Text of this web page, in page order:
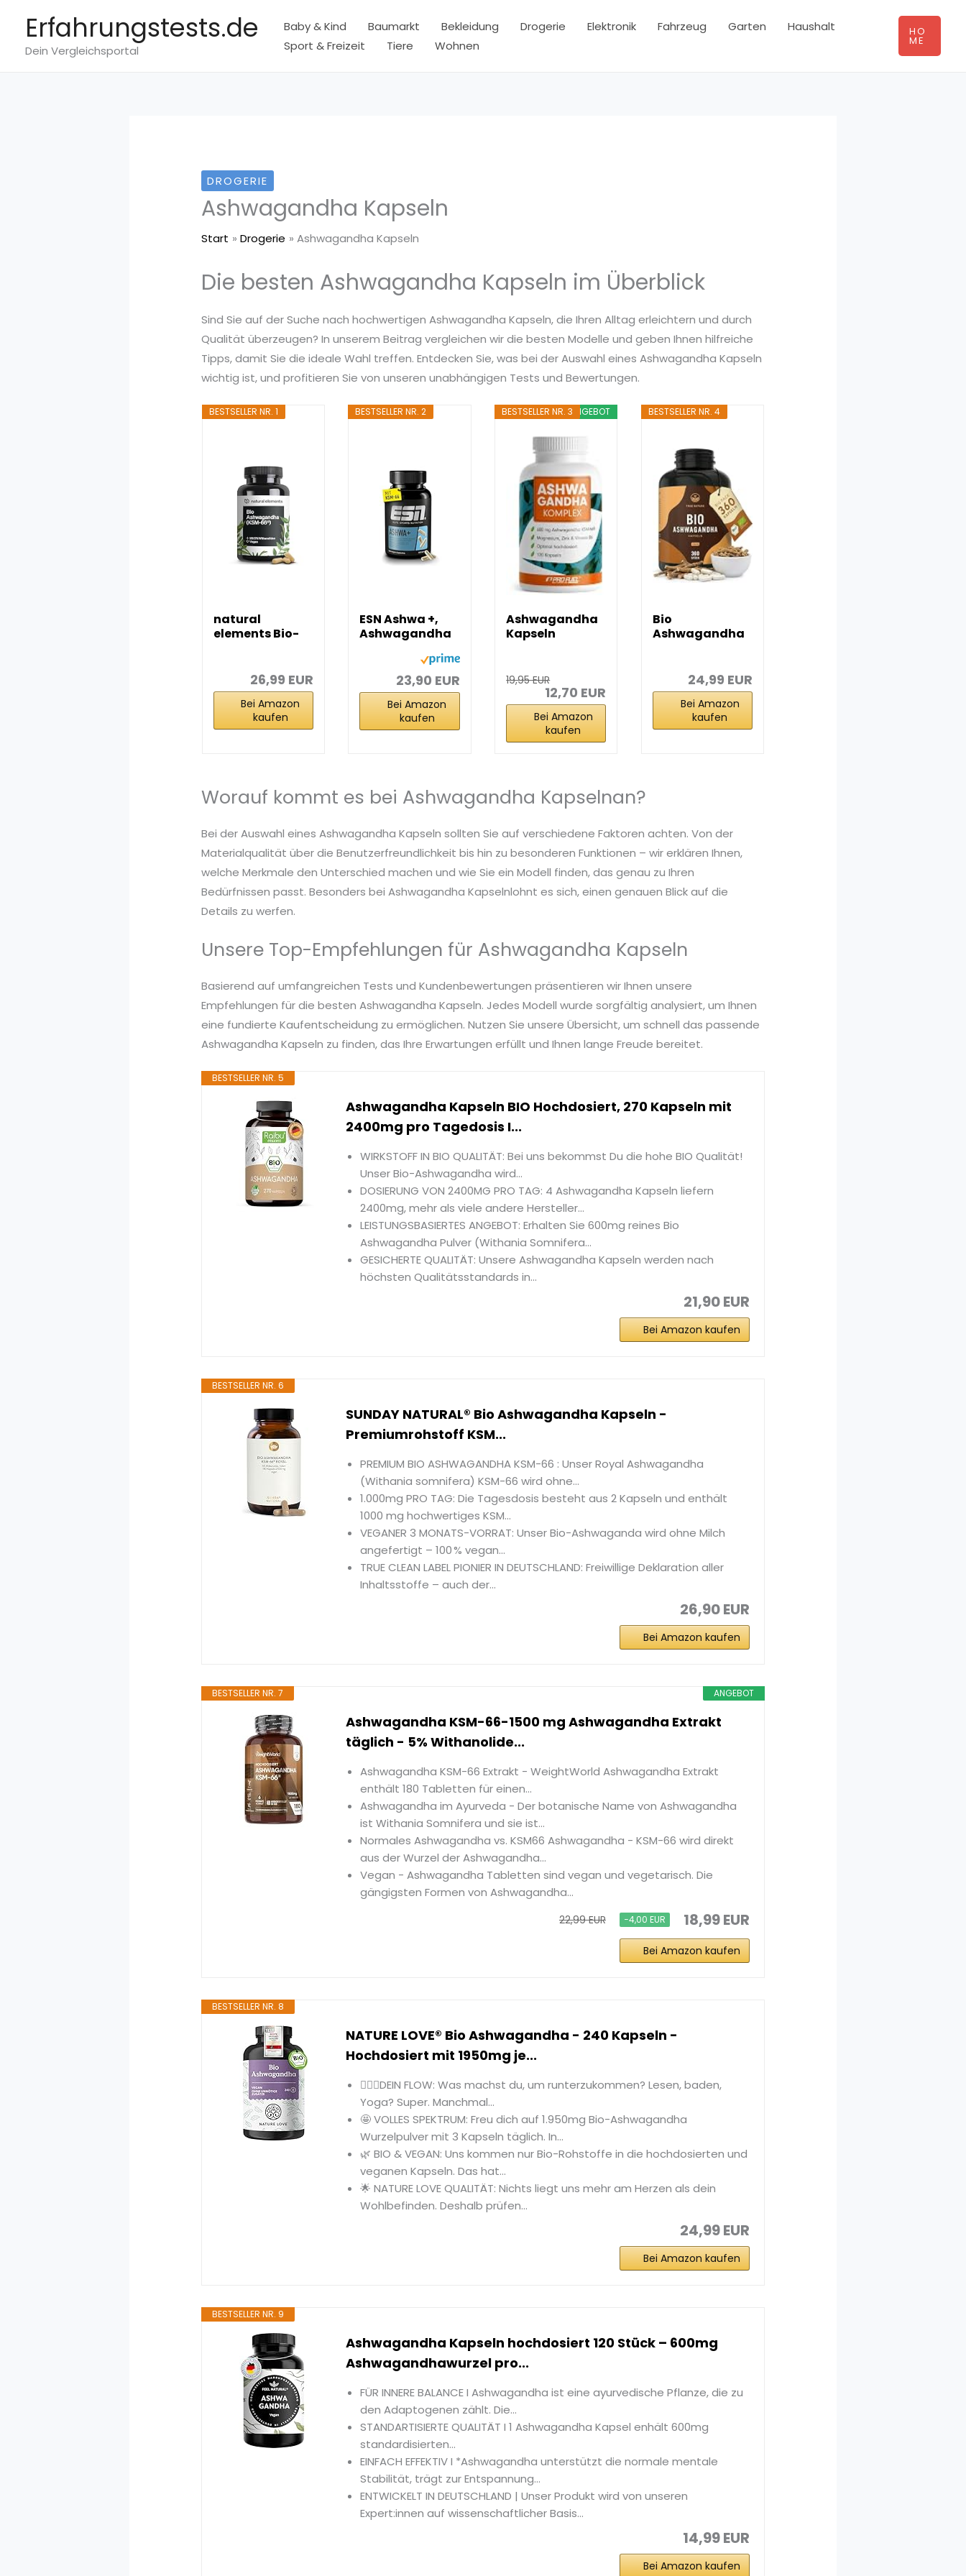
springen
Erfahrungstests.de
Dein Vergleichsportal
Baby & Kind Baumarkt Bekleidung Drogerie Elektronik Fahrzeug Garten
Haushalt
Sport & Freizeit
Tiere Wohnen
HO
ME
DROGERIE
Ashwagandha Kapseln
Start Drogerie Ashwagandha Kapseln
Die besten Ashwagandha Kapseln im Überblick
Sind Sie auf der Suche nach hochwertigen Ashwagandha Kapseln, die Ihren Alltag erleichtern und durch
Qualität überzeugen? In unserem Beitrag vergleichen wir die besten Modelle und geben Ihnen hilfreiche
Tipps, damit Sie die ideale Wahl treffen. Entdecken Sie, was bei der Auswahl eines Ashwagandha Kapseln
wichtig ist, und profitieren Sie von unseren unabhängigen Tests und Bewertungen.
BESTSELLER NR. 1
natural
elements Bio-
26,99 EUR
Bei Amazon
kaufen
BESTSELLER NR. 2
ESN Ashwa +,
Ashwagandha
patentiertes...
23,90 EUR
Bei Amazon
kaufen
ANGEBOT
BESTSELLER NR. 3
Ashwagandha
Kapseln
19,95 EUR
12,70 EUR
Bei Amazon
kaufen
BESTSELLER NR. 4
Bio
Ashwagandha
24,99 EUR
Bei Amazon
kaufen
Worauf kommt es bei Ashwagandha Kapselnan?
Bei der Auswahl eines Ashwagandha Kapseln sollten Sie auf verschiedene Faktoren achten. Von der
Materialqualität über die Benutzerfreundlichkeit bis hin zu besonderen Funktionen – wir erklären Ihnen,
welche Merkmale den Unterschied machen und wie Sie ein Modell finden, das genau zu Ihren
Bedürfnissen passt. Besonders bei Ashwagandha Kapselnlohnt es sich, einen genauen Blick auf die
Details zu werfen.
Unsere Top-Empfehlungen für Ashwagandha Kapseln
Basierend auf umfangreichen Tests und Kundenbewertungen präsentieren wir Ihnen unsere
Empfehlungen für die besten Ashwagandha Kapseln. Jedes Modell wurde sorgfältig analysiert, um Ihnen
eine fundierte Kaufentscheidung zu ermöglichen. Nutzen Sie unsere Übersicht, um schnell das passende
Ashwagandha Kapseln zu finden, das Ihre Erwartungen erfüllt und Ihnen lange Freude bereitet.
BESTSELLER NR. 5
Ashwagandha Kapseln BIO Hochdosiert, 270 Kapseln mit
2400mg pro Tagedosis I...
WIRKSTOFF IN BIO QUALITÄT: Bei uns bekommst Du die hohe BIO Qualität!
Unser Bio-Ashwagandha wird...
DOSIERUNG VON 2400MG PRO TAG: 4 Ashwagandha Kapseln liefern
2400mg, mehr als viele andere Hersteller...
LEISTUNGSBASIERTES ANGEBOT: Erhalten Sie 600mg reines Bio
Ashwagandha Pulver (Withania Somnifera...
GESICHERTE QUALITÄT: Unsere Ashwagandha Kapseln werden nach
höchsten Qualitätsstandards in...
21,90 EUR
Bei Amazon kaufen
BESTSELLER NR. 6
SUNDAY NATURAL® Bio Ashwagandha Kapseln -
Premiumrohstoff KSM...
PREMIUM BIO ASHWAGANDHA KSM-66 : Unser Royal Ashwagandha
(Withania somnifera) KSM-66 wird ohne...
1.000mg PRO TAG: Die Tagesdosis besteht aus 2 Kapseln und enthält
1000 mg hochwertiges KSM...
VEGANER 3 MONATS-VORRAT: Unser Bio-Ashwaganda wird ohne Milch
angefertigt – 100 % vegan...
TRUE CLEAN LABEL PIONIER IN DEUTSCHLAND: Freiwillige Deklaration aller
Inhaltsstoffe – auch der...
26,90 EUR
Bei Amazon kaufen
ANGEBOT
BESTSELLER NR. 7
Ashwagandha KSM-66-1500 mg Ashwagandha Extrakt
täglich - 5% Withanolide...
Ashwagandha KSM-66 Extrakt - WeightWorld Ashwagandha Extrakt
enthält 180 Tabletten für einen...
Ashwagandha im Ayurveda - Der botanische Name von Ashwagandha
ist Withania Somnifera und sie ist...
Normales Ashwagandha vs. KSM66 Ashwagandha - KSM-66 wird direkt
aus der Wurzel der Ashwagandha...
Vegan - Ashwagandha Tabletten sind vegan und vegetarisch. Die
gängigsten Formen von Ashwagandha...
22,99 EUR −4,00 EUR 18,99 EUR
Bei Amazon kaufen
BESTSELLER NR. 8
NATURE LOVE® Bio Ashwagandha - 240 Kapseln -
Hochdosiert mit 1950mg je...
🧘🏼‍♀️DEIN FLOW: Was machst du, um runterzukommen? Lesen, baden,
Yoga? Super. Manchmal...
🤩 VOLLES SPEKTRUM: Freu dich auf 1.950mg Bio-Ashwagandha
Wurzelpulver mit 3 Kapseln täglich. In...
🌿 BIO & VEGAN: Uns kommen nur Bio-Rohstoffe in die hochdosierten und
veganen Kapseln. Das hat...
🌟 NATURE LOVE QUALITÄT: Nichts liegt uns mehr am Herzen als dein
Wohlbefinden. Deshalb prüfen...
24,99 EUR
Bei Amazon kaufen
BESTSELLER NR. 9
Ashwagandha Kapseln hochdosiert 120 Stück – 600mg
Ashwagandhawurzel pro...
FÜR INNERE BALANCE I Ashwagandha ist eine ayurvedische Pflanze, die zu
den Adaptogenen zählt. Die...
STANDARTISIERTE QUALITÄT I 1 Ashwagandha Kapsel enhält 600mg
standardisierten...
EINFACH EFFEKTIV I *Ashwagandha unterstützt die normale mentale
Stabilität, trägt zur Entspannung...
ENTWICKELT IN DEUTSCHLAND | Unser Produkt wird von unseren
Expert:innen auf wissenschaftlicher Basis...
14,99 EUR
Bei Amazon kaufen